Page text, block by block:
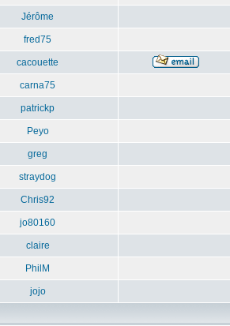
Jérôme
fred75
cacouette
carna75
patrickp
Peyo
greg
straydog
Chris92
jo80160
claire
PhilM
jojo